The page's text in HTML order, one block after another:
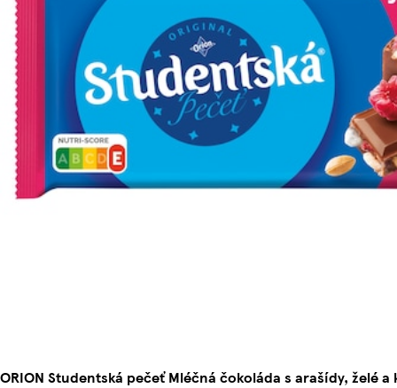
ORION Studentská pečeť Mléčná čokoláda s arašídy, želé